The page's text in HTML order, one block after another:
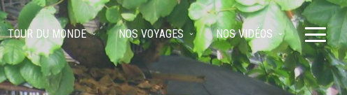
TOUR DU MONDE NOS VOYAGES NOS VIDÉOS